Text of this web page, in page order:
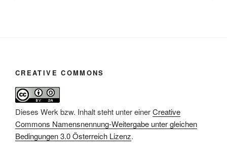
CREATIVE COMMONS
Dieses Werk bzw. Inhalt steht unter einerCreative
Commons Namensnennung-Weitergabe unter gleichen
Bedingungen 3.0 Österreich Lizenz.